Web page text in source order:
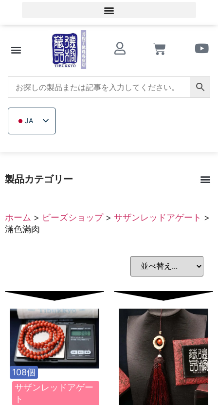
JA
ZH_TW
VI
製品カテゴリー
ホーム > ビーズショップ> サザンレッドアゲート >
滿色滿肉
108個
サザンレッドアゲー
ト